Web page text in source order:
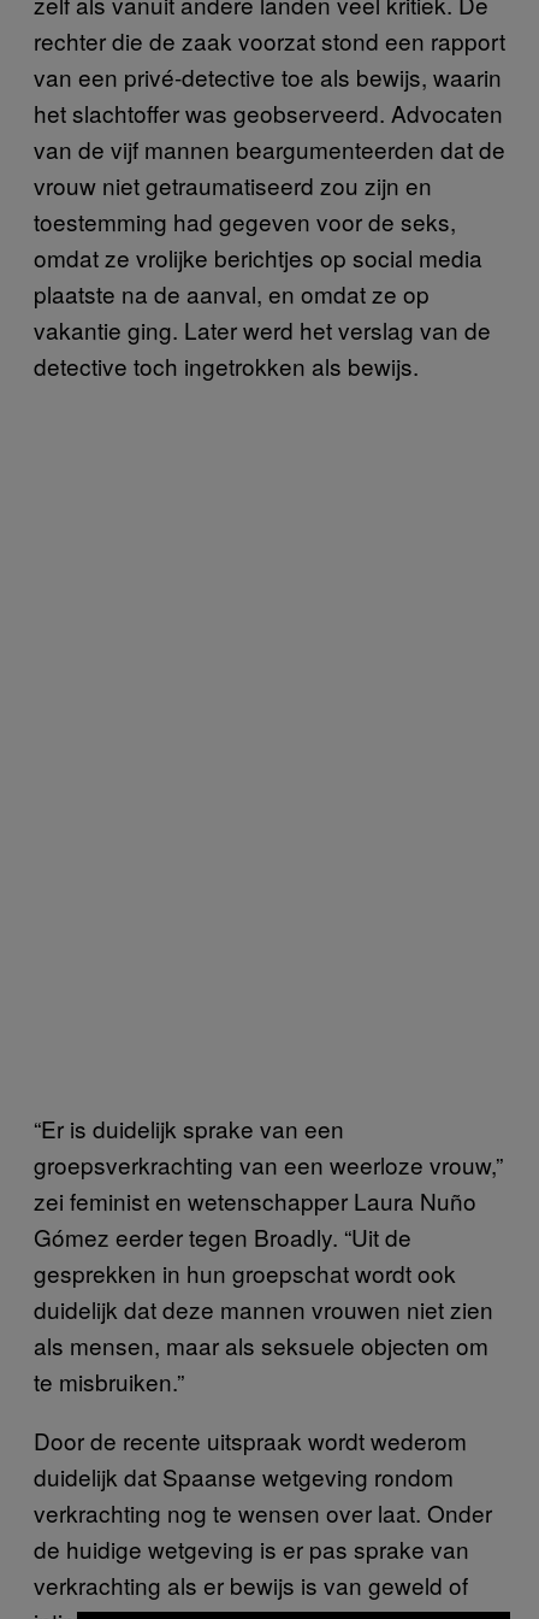
rechter die de zaak voorzat stond een rapport
van een privé-detective toe als bewijs, waarin
het slachtoffer was geobserveerd. Advocaten
van de vijf mannen beargumenteerden dat de
vrouw niet getraumatiseerd zou zijn en
toestemming had gegeven voor de seks,
omdat ze vrolijke berichtjes op social media
plaatste na de aanval, en omdat ze op
vakantie ging. Later werd het verslag van de
detective toch ingetrokken als bewijs.
“Er is duidelijk sprake van een
groepsverkrachting van een weerloze vrouw,”
zei feminist en wetenschapper Laura Nuño
Gómez eerder tegen Broadly. “Uit de
gesprekken in hun groepschat wordt ook
duidelijk dat deze mannen vrouwen niet zien
als mensen, maar als seksuele objecten om
te misbruiken.”
Door de recente uitspraak wordt wederom
duidelijk dat Spaanse wetgeving rondom
verkrachting nog te wensen over laat. Onder
de huidige wetgeving is er pas sprake van
verkrachting als er bewijs is van geweld of